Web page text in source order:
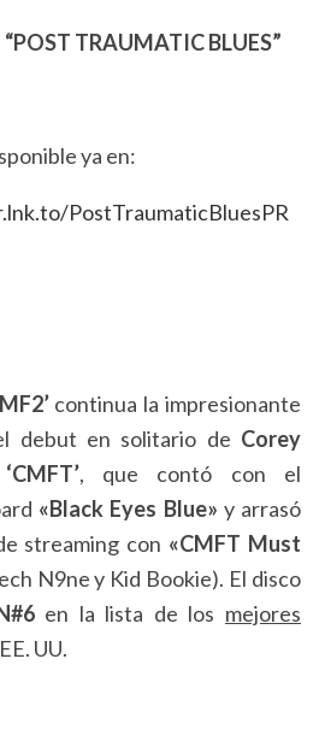
“POST TRAUMATIC BLUES”
ya en:
PostTraumaticBluesPR
continua la impresionante
debut en solitario de Corey
‘CMFT’, que contó con el
«Black Eyes Blue» y arrasó
streaming con «CMFT Must
N9ne y Kid Bookie). El disco
en la lista de los mejores
UU.